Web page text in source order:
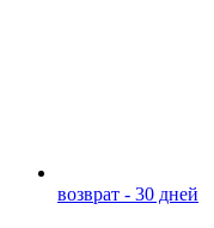
возврат - 30 дней